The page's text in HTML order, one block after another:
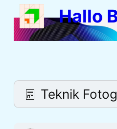
content
Hallo
Teknik